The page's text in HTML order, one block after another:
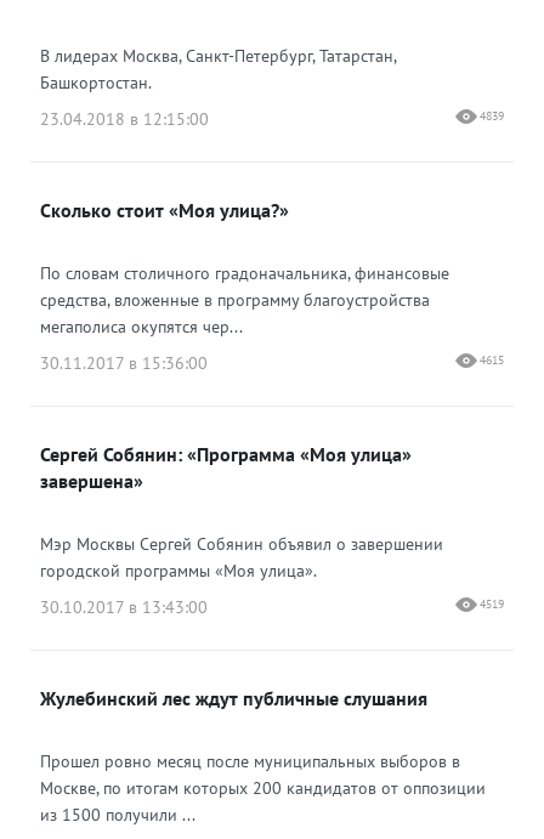
В лидерах Москва, Санкт-Петербург, Татарстан,
Башкортостан.
23.04.2018 в 12:15:00
4839
Сколько стоит «Моя улица?»
По словам столичного градоначальника, финансовые
средства, вложенные в программу благоустройства
мегаполиса окупятся чер...
30.11.2017 в 15:36:00
4615
Сергей Собянин: «Программа «Моя улица»
завершена»
Мэр Москвы Сергей Собянин объявил о завершении
городской программы «Моя улица».
30.10.2017 в 13:43:00
4519
Жулебинский лес ждут публичные слушания
Прошел ровно месяц после муниципальных выборов в
Москве, по итогам которых 200 кандидатов от оппозиции
из 1500 получили ...